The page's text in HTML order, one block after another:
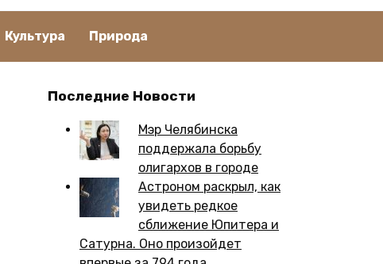
Культура Природа
Последние Новости
Мэр Челябинска
поддержала борьбу
олигархов в городе
Астроном раскрыл, как
увидеть редкое
сближение Юпитера и
Сатурна. Оно произойдет